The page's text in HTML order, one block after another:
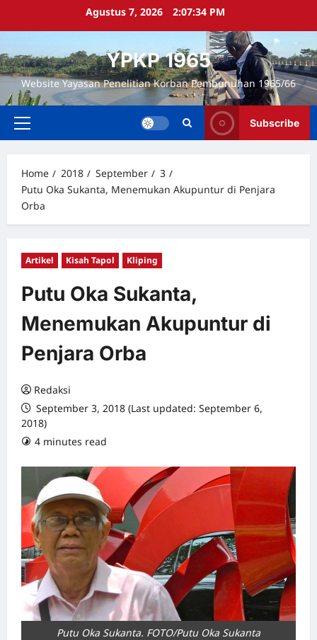
Agustus 7, 2026 2:07:35 PM
YPKP 1965
Website Yayasan Penelitian Korban Pembunuhan 1965/66
Primary
Subscribe
Home 2018 September
3
Putu Oka Sukanta, Menemukan Akupuntur di Penjara
Orba
Artikel Kisah Tapol Kliping
Putu Oka Sukanta,
Menemukan Akupuntur di
Penjara Orba
Redaksi
September 3, 2018 (Last updated: September 6,
2018)
4 minutes read
Putu Oka Sukanta. FOTO/Putu Oka Sukanta